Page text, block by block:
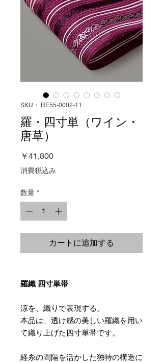
SKU： RE55-0002-11
羅・四寸単（ワイン・
唐草）
￥41,800価
消費税込み
数量 *
カートに追加する
羅織 四寸単帯
涼を、織りで表現する。
本品は、透け感の美しい羅織を用い
て織り上げた四寸単帯です。
経糸の間隔を活かした独特の構造に